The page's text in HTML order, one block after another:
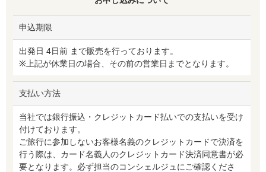
申込期限
出発日 4日前 まで販売を行っております。
※上記が休業日の場合、その前の営業日までとなります。
支払い方法
当社では銀行振込・クレジットカード払いでの支払いを受け
付けております。
ご旅行に参加しないお客様名義のクレジットカードで決済を
行う際は、カード名義人のクレジットカード決済同意書が必
要となります。必ず担当のコンシェルジュにご確認くださ